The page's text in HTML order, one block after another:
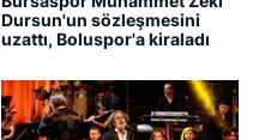
Dursun'un sözleşmesini
uzattı, Boluspor'a kiraladı